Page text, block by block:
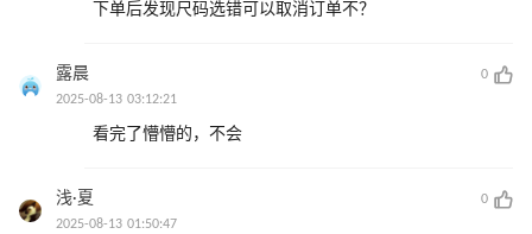
下单后发现尺码选错可以取消订单不？
露晨
0
2025-08-13 03:12:21
看完了懵懵的，不会
浅·夏
0
2025-08-13 01:50:47